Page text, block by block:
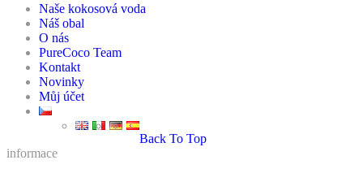
Naše kokosová voda
Náš obal
O nás
PureCoco Team
Kontakt
Novinky
Můj účet
Back To Top
informace